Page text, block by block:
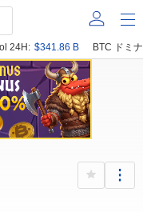
24H: $341.86 B BTC ドミ